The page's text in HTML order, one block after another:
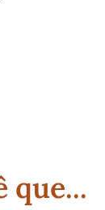
que...